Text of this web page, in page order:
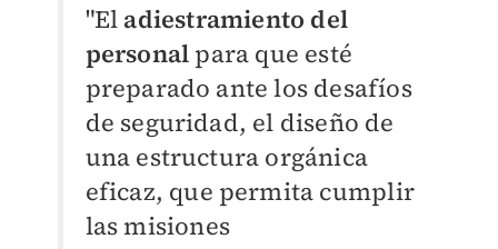
"El adiestramiento del
personal para que esté
preparado ante los desafíos
de seguridad, el diseño de
una estructura orgánica
eficaz, que permita cumplir
las misiones